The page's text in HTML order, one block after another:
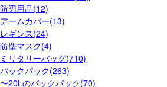
防刃用品(12)
アームカバー(13)
レギンス(24)
防塵マスク(4)
ミリタリーバッグ(710)
バックパック(263)
〜20Lのバックパック(70)